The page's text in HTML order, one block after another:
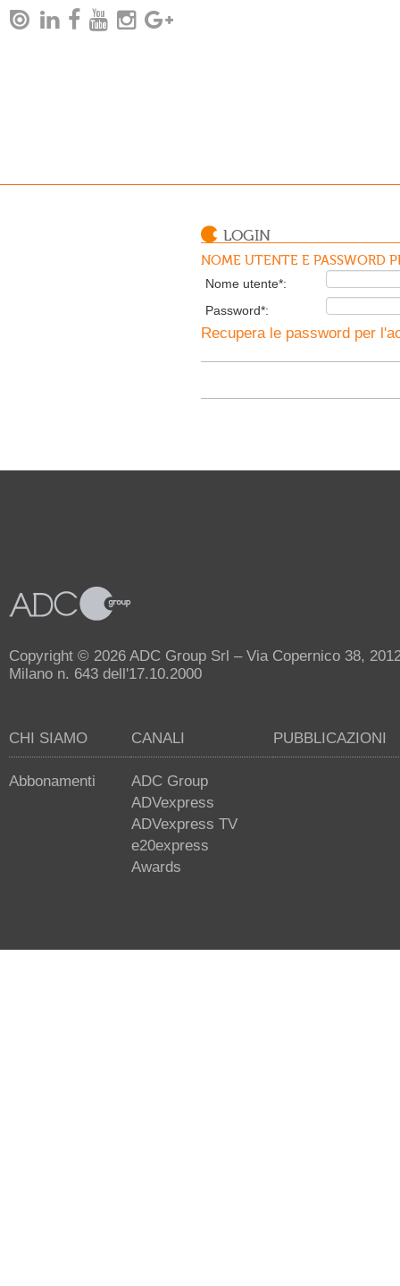
LOGIN
NOME UTENTE E PASSWORD
Nome utente*:
Password*:
Recupera le password per
Copyright © 2026 ADC Group Srl – Via Copernico 38,
Milano n. 643 dell'17.10.2000
CHI SIAMO
Abbonamenti
CANALI
ADC Group
ADVexpress
ADVexpress TV
e20express
Awards
PUBBLICAZIONI